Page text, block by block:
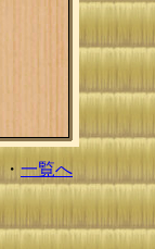
・ 一覧へ